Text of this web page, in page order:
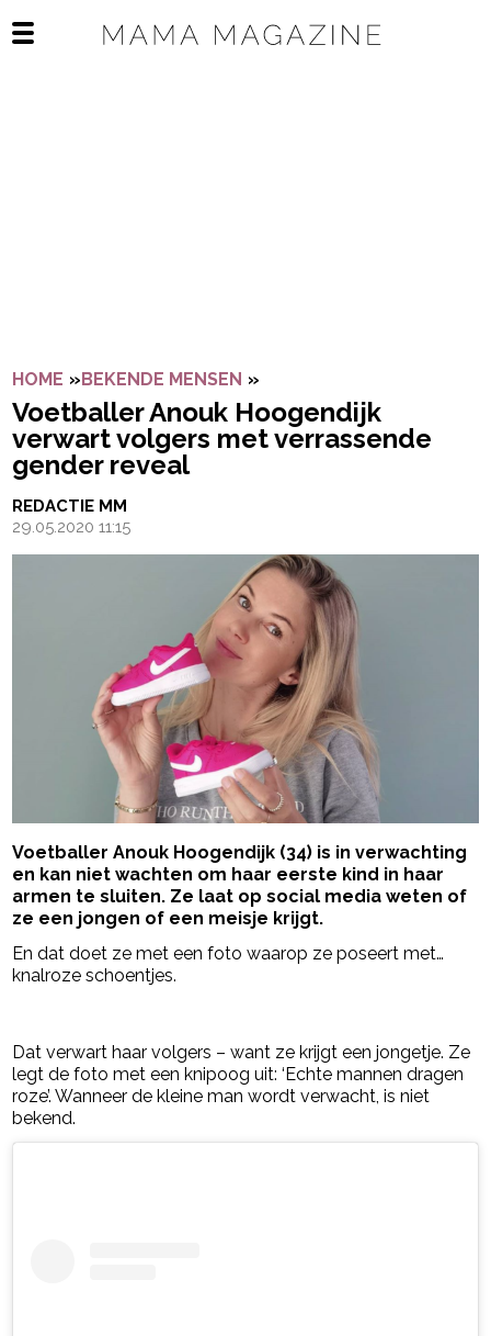
Open het mobiele menu
HOME »BEKENDE MENSEN »
Voetballer Anouk Hoogendijk
verwart volgers met verrassende
gender reveal
REDACTIE MM
29.05.2020 11:15
Voetballer Anouk Hoogendijk (34) is in verwachting
en kan niet wachten om haar eerste kind in haar
armen te sluiten. Ze laat op social media weten of
ze een jongen of een meisje krijgt.
En dat doet ze met een foto waarop ze poseert met…
knalroze schoentjes.
Dat verwart haar volgers – want ze krijgt een jongetje. Ze
legt de foto met een knipoog uit: ‘Echte mannen dragen
roze’. Wanneer de kleine man wordt verwacht, is niet
bekend.